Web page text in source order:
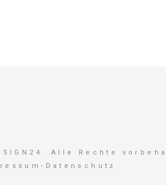
Alle Rechte
Datenschutz